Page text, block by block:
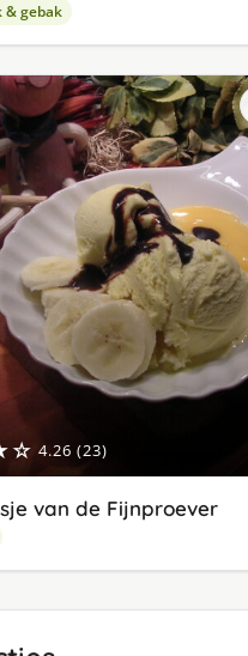
& gebak
4.26 (23)
van de Fijnproever